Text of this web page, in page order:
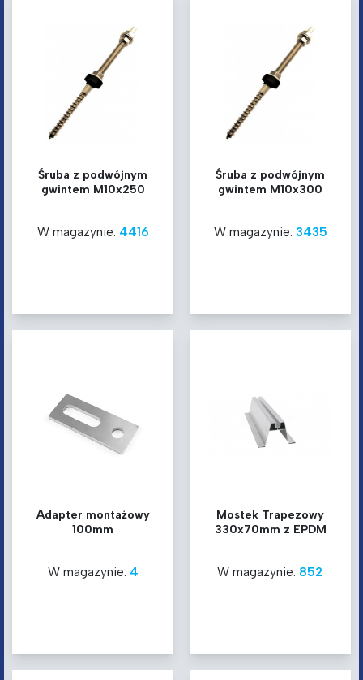
Śruba z podwójnym
gwintem M10x250
W magazynie: 4416
Śruba z podwójnym
gwintem M10x300
W magazynie: 3435
Adapter montażowy
100mm
W magazynie: 4
Mostek Trapezowy
330x70mm z EPDM
W magazynie: 852